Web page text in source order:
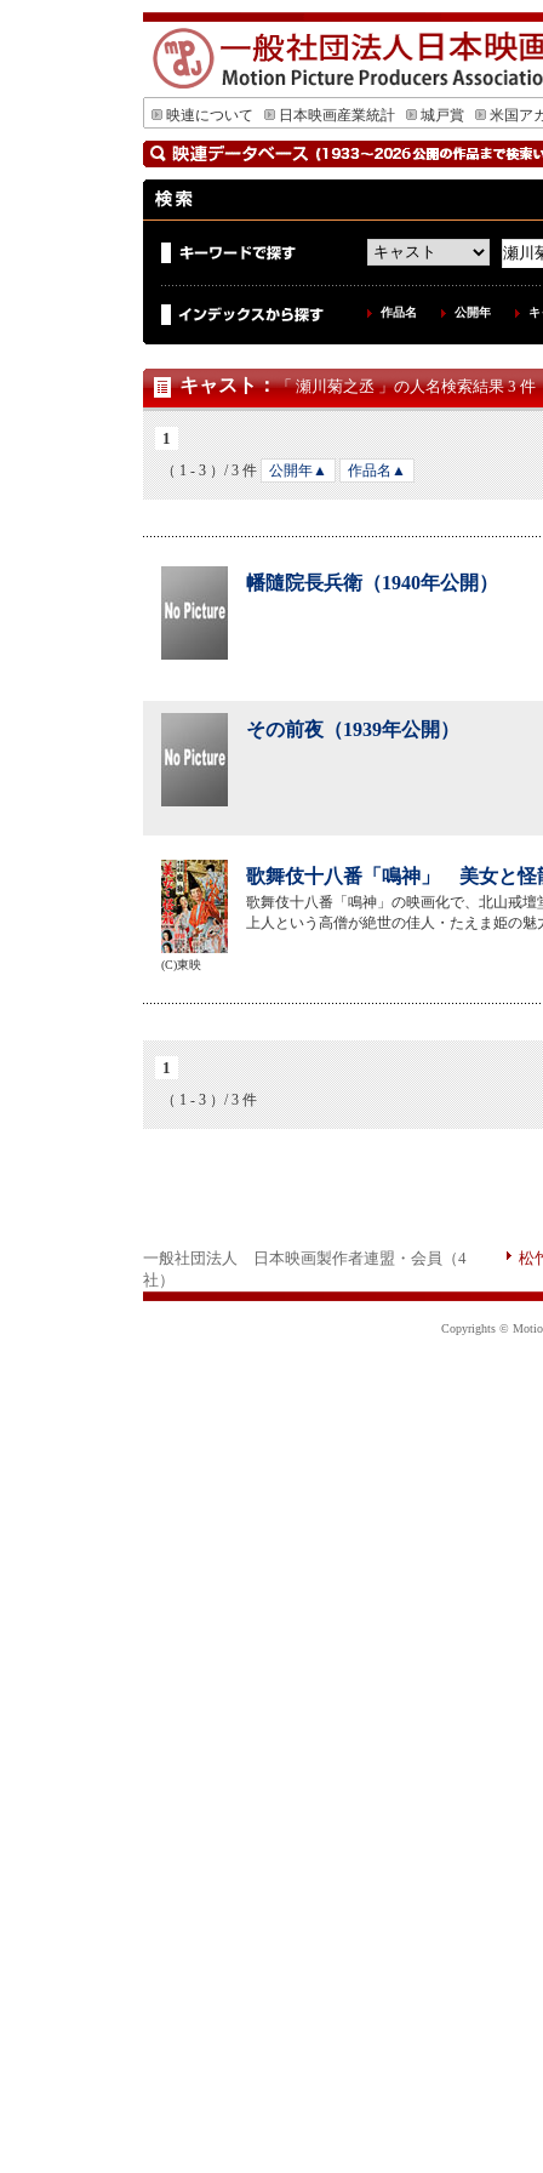
映連について 日本映画産業統計 城戸賞 米国ア
作品名 公開年
キャスト：「 瀬川菊之丞 」の人名検索結果 3 件
1
（ 1 - 3 ）/ 3 件 公開年▲ 作品名▲
幡隨院長兵衛（1940年公開）
その前夜（1939年公開）
歌舞伎十八番「鳴神」 美女と怪
歌舞伎十八番「鳴神」の映画化で、北山戒
上人という高僧が絶世の佳人・たえま姫の
(C)東映
1
（ 1 - 3 ）/ 3 件
一般社団法人 日本映画製作者連盟・会員（4
社）
松
Copyrights ©